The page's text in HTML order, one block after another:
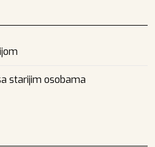
starijim osobama